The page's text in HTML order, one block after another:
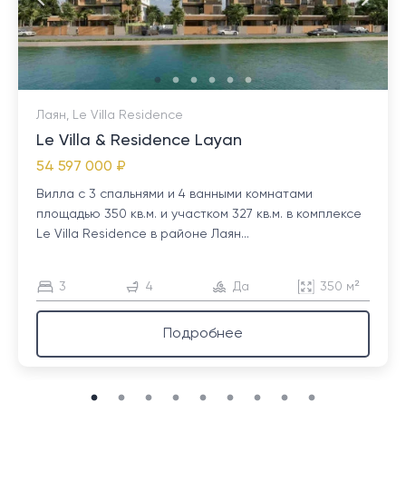
Лаян, Le Villa Residence
Le Villa & Residence Layan
54 597 000 ₽
Вилла с 3 спальнями и 4 ванными комнатами
площадью 350 кв.м. и участком 327 кв.м. в комплексе
Le Villa Residence в районе Лаян...
3 4 Да 350 м²
Подробнее